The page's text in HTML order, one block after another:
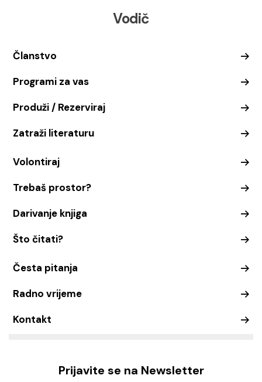
Vodič
Članstvo
Programi za vas
Produži / Rezerviraj
Zatraži literaturu
Volontiraj
Trebaš prostor?
Darivanje knjiga
Što čitati?
Česta pitanja
Radno vrijeme
Kontakt
Prijavite se na Newsletter